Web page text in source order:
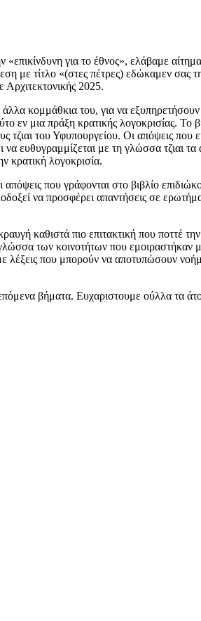
για το έθνος», ελάβαμε
με τίτλο «(στες πέτρες) εδώκαμεν σας
2025.
κομμάθκια του, για να εξυπηρετήσουν
εν μια πράξη κρατικής λογοκρισίας. Το
τζιαι του Υφυπουργείου. Οι απόψεις που
ευθυγραμμίζεται με τη γλώσσα τζιαι
κρατική λογοκρισία.
που γράφονται στο βιβλίο
να προσφέρει απαντήσεις σε
καθιστά πιο επιτακτική που ποττέ
των κοινοτήτων που εμοιραστήκαν
που μπορούν να αποτυπώσουν
βήματα. Ευχαριστουμε ούλλα τα